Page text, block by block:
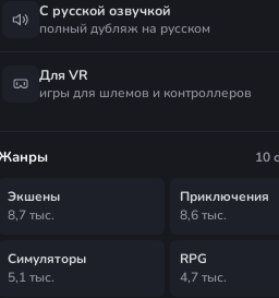
С русской озвучкой
полный дубляж на русском
Для VR
игры для шлемов и контроллеров
10
Экшены
8,7 тыс.
Приключения
8,6 тыс.
Симуляторы
5,1 тыс.
RPG
4,7 тыс.